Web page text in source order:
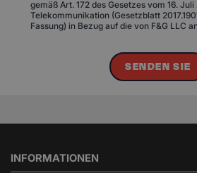
gemäß Art. 172 des Gesetzes vom 16.
Telekommunikation (Gesetzblatt
Fassung) in Bezug auf die von F&G LLC
SENDEN SIE
INFORMATIONEN